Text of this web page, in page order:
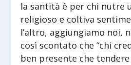
la santità è per chi nutre
religioso e coltiva
l’altro, aggiungiamo noi,
così scontato che “chi
ben presente che